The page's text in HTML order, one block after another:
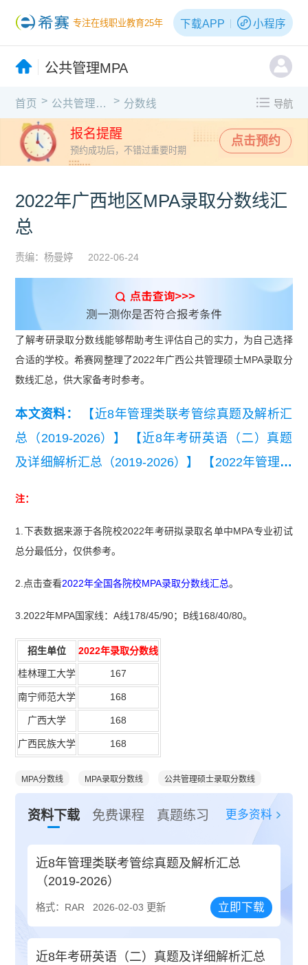
专注在线职业教育25年 下载APP 小程序
公共管理MPA
首页 > 公共管理MPA > 分数线 导航
报名提醒
预约成功后，不错过重要时期
点击预约
2022年广西地区MPA录取分数线汇
总
责编：杨曼婷 2022-06-24
了解考研录取分数线能够帮助考生评估自己的实力，为自己选择
合适的学校。希赛网整理了2022年广西公共管理硕士MPA录取分
数线汇总，供大家备考时参考。
本文资料：
【近8年管理类联考管综真题及解析汇
总（2019-2026）】
【近8年考研英语（二）真题
及详细解析汇总（2019-2026）】
【2022年管理联
注：
1.下表数据来源于各院校2022年考研拟录取名单中MPA专业初试
总分最低分，仅供参考。
2.点击查看2022年全国各院校MPA录取分数线汇总。
3.2022年MPA国家线：A线178/45/90；B线168/40/80。
招生单位 2022年录取分数线
桂林理工大学 167
南宁师范大学 168
广西大学 168
广西民族大学 168
MPA分数线 MPA录取分数线 公共管理硕士录取分数线
资料下载 免费课程 真题练习 更多资料
近8年管理类联考管综真题及解析汇总
（2019-2026）
格式：RAR 2026-02-03 更新 立即下载
近8年考研英语（二）真题及详细解析汇总